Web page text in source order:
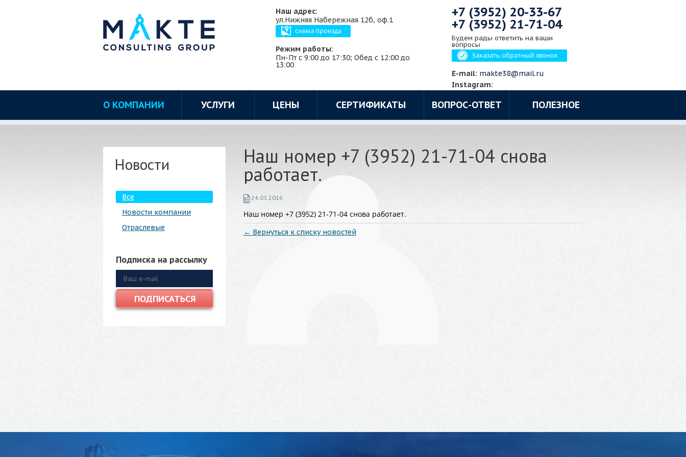
Наш адрес:
ул.Нижняя Набережная 12б, оф.1
схема проезда
Режим работы:
Пн-Пт с 9:00 до 17:30; Обед с 12:00 до
13:00
+7 (3952) 20-33-67
+7 (3952) 21-71-04
Будем рады ответить на ваши
вопросы
Заказать обратный звонок
E-mail: makte38@mail.ru
Instagram:
О КОМПАНИИ УСЛУГИ ЦЕНЫ СЕРТИФИКАТЫ ВОПРОС-ОТВЕТ ПОЛЕЗНОЕ
Новости
Все
Новости компании
Отраслевые
Подписка на рассылку
Наш номер +7 (3952) 21-71-04 снова
работает.
24.03.2016
Наш номер +7 (3952) 21-71-04 снова работает.
← Вернуться к списку новостей